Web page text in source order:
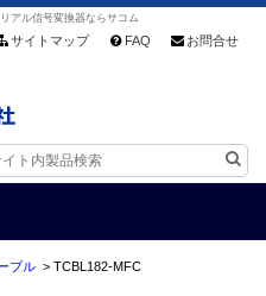
アル信号変換器ならサコム
サイトマップ FAQ お問合せ
ブル> TCBL182-MFC